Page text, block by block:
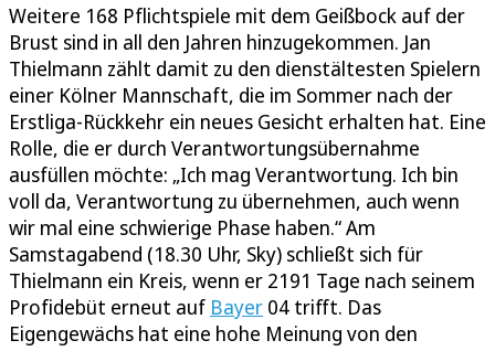
Weitere 168 Pflichtspiele mit dem Geißbock auf der
Brust sind in all den Jahren hinzugekommen. Jan
Thielmann zählt damit zu den dienstältesten Spielern
einer Kölner Mannschaft, die im Sommer nach der
Erstliga-Rückkehr ein neues Gesicht erhalten hat. Eine
Rolle, die er durch Verantwortungsübernahme
ausfüllen möchte: „Ich mag Verantwortung. Ich bin
voll da, Verantwortung zu übernehmen, auch wenn
wir mal eine schwierige Phase haben.“ Am
Samstagabend (18.30 Uhr, Sky) schließt sich für
Thielmann ein Kreis, wenn er 2191 Tage nach seinem
Profidebüt erneut auf Bayer 04 trifft. Das
Eigengewächs hat eine hohe Meinung von den